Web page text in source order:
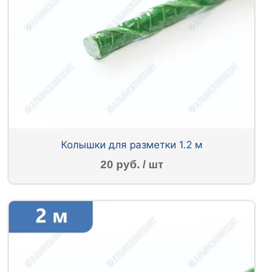
Колышки для разметки 1.2 м
20 руб. / шт